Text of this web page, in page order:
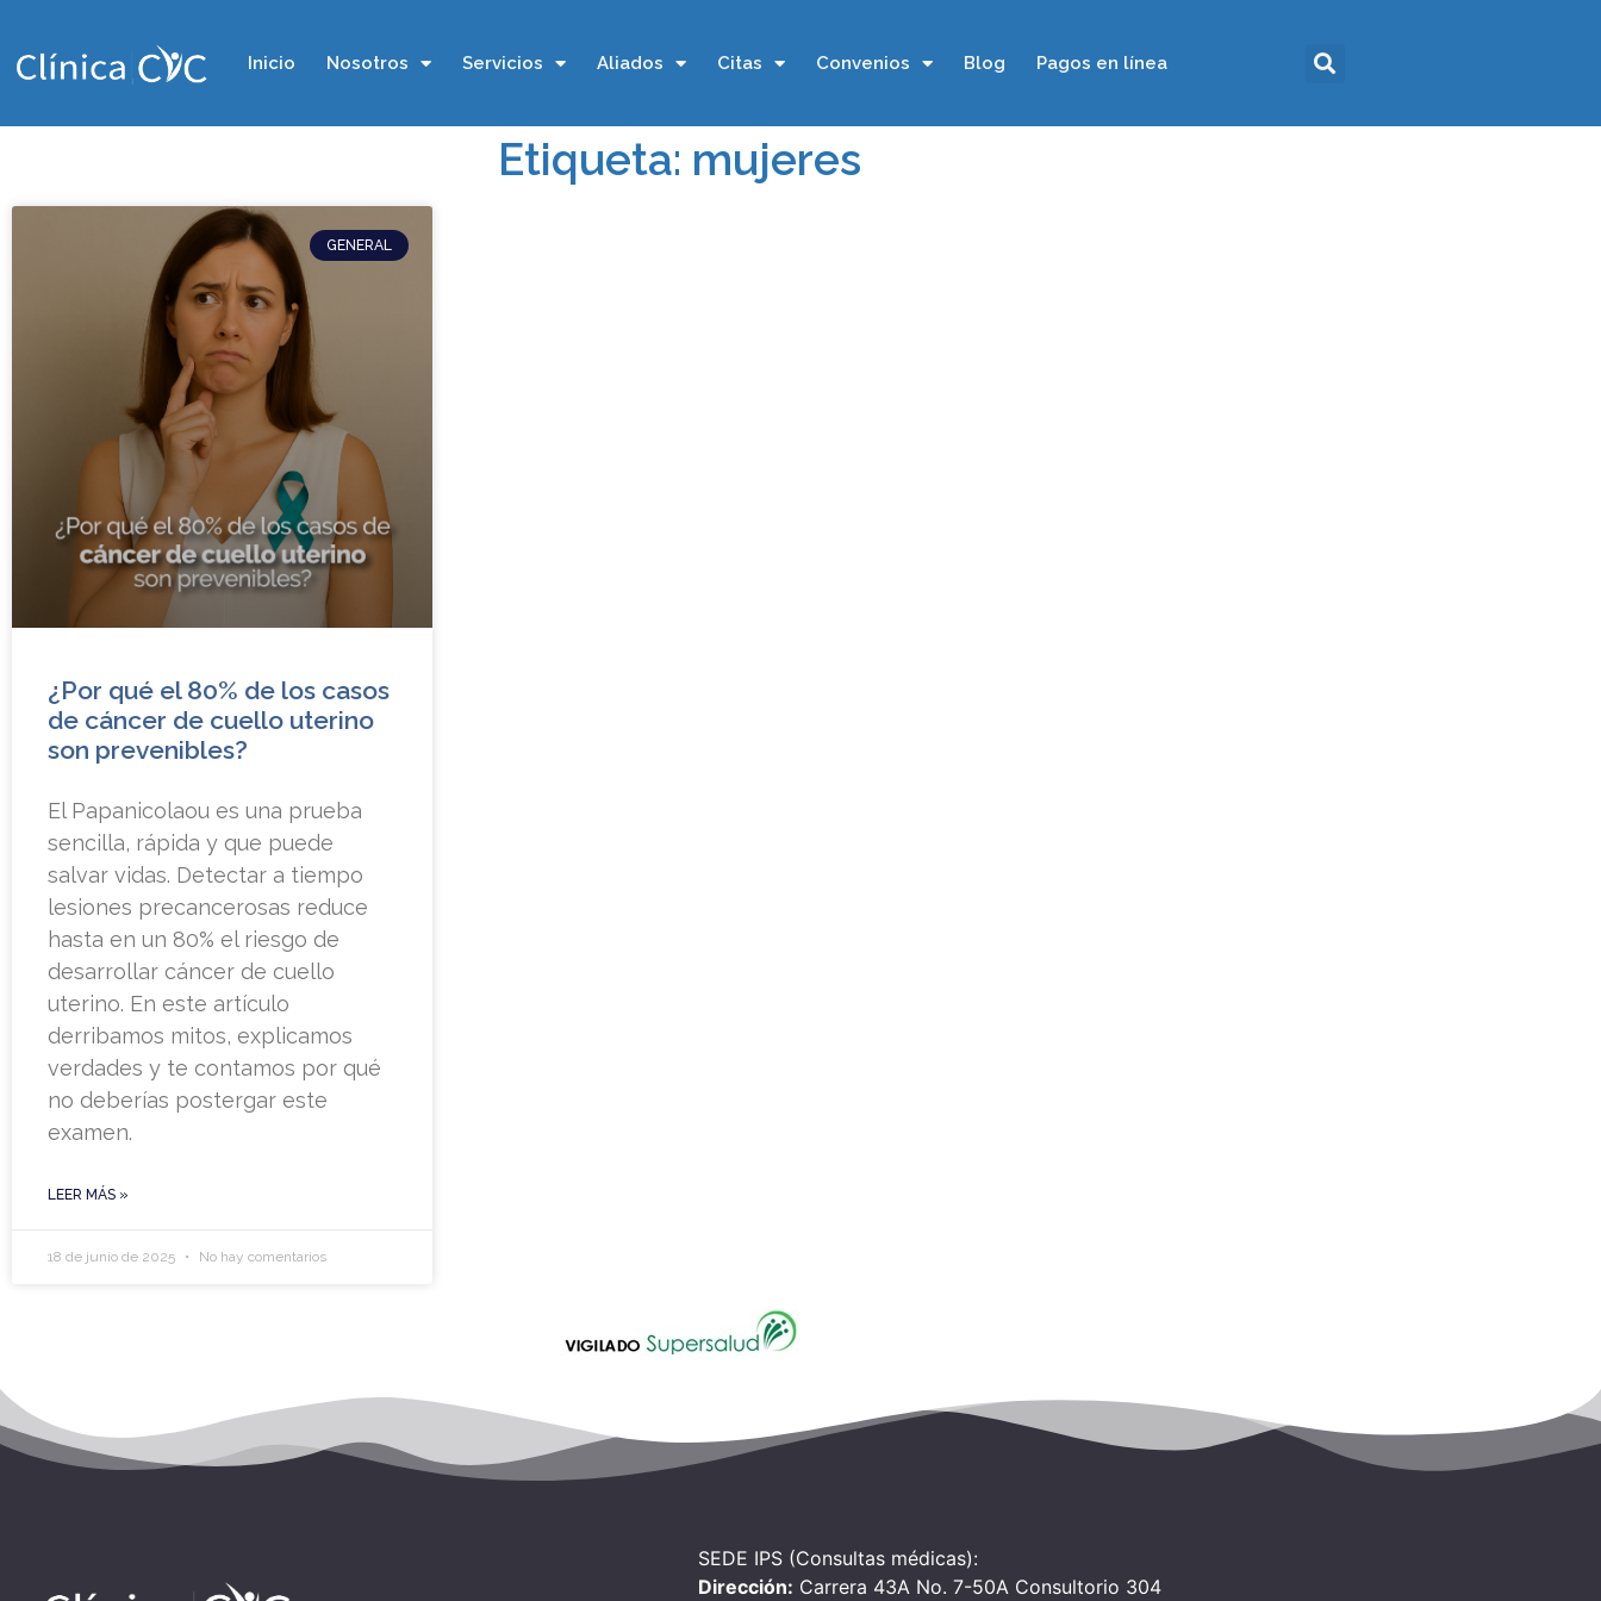
Inicio Nosotros Servicios Aliados Citas Convenios Blog Pagos en línea
Etiqueta: mujeres
GENERAL
¿Por qué el 80% de los casos
de cáncer de cuello uterino
son prevenibles?
El Papanicolaou es una prueba
sencilla, rápida y que puede
salvar vidas. Detectar a tiempo
lesiones precancerosas reduce
hasta en un 80% el riesgo de
desarrollar cáncer de cuello
uterino. En este artículo
derribamos mitos, explicamos
verdades y te contamos por qué
no deberías postergar este
examen.
LEER MÁS »
18 de junio de 2025 No hay comentarios
SEDE IPS (Consultas médicas):
Dirección: Carrera 43A No. 7-50A Consultorio 304